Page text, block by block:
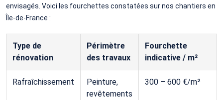
envisagés. Voici les fourchettes constatées sur nos chantiers en
Île-de-France :
Type de
rénovation
Périmètre
des travaux
Fourchette
indicative / m²
Rafraîchissement
Peinture,
revêtements
300 – 600 €/m²